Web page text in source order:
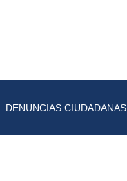
DENUNCIAS CIUDADANAS